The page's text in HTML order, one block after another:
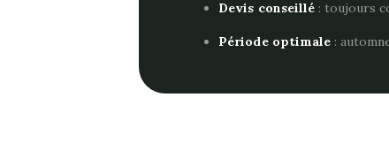
Devis conseillé: toujours
Période optimale: